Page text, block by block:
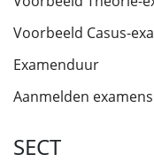
Voorbeeld Casus-
Examenduur
Aanmelden examens
SECT